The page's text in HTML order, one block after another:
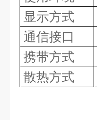
显示方式
通信接口
携带方式
散热方式